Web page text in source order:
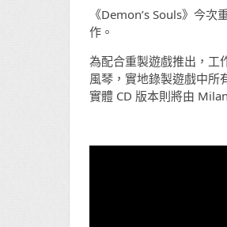
《Demon’s Souls》今
作。
為配合重製遊戲推出，工
風琴，實地錄製遊戲中所
實體 CD 版本則將由